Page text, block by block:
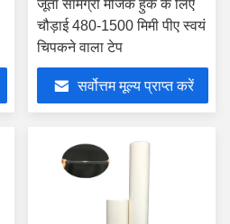
जूता सामग्री मैजिक हुक के लिए
चौड़ाई 480-1500 मिमी पीए स्वयं
चिपकने वाला टेप
सर्वोत्तम मूल्य प्राप्त करें